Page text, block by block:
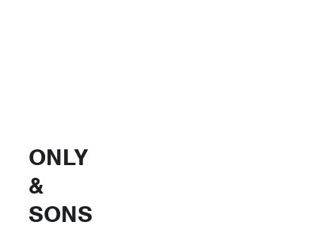
ONLY
&
SONS